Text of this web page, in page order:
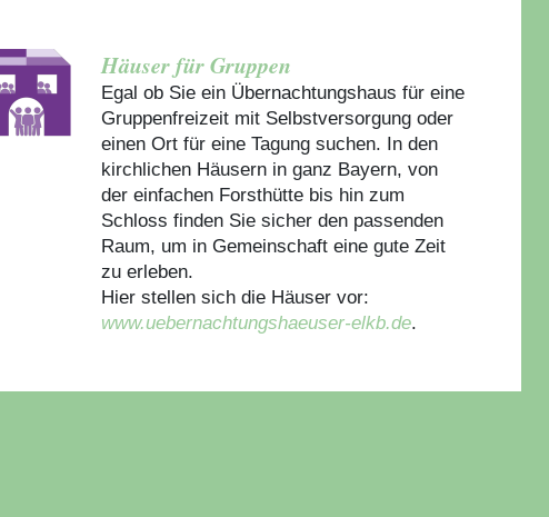
Häuser für Gruppen
Egal ob Sie ein Übernachtungshaus für eine
Gruppenfreizeit mit Selbstversorgung oder
einen Ort für eine Tagung suchen. In den
kirchlichen Häusern in ganz Bayern, von
der einfachen Forsthütte bis hin zum
Schloss finden Sie sicher den passenden
Raum, um in Gemeinschaft eine gute Zeit
zu erleben.
Hier stellen sich die Häuser vor:
www.uebernachtungshaeuser-elkb.de.